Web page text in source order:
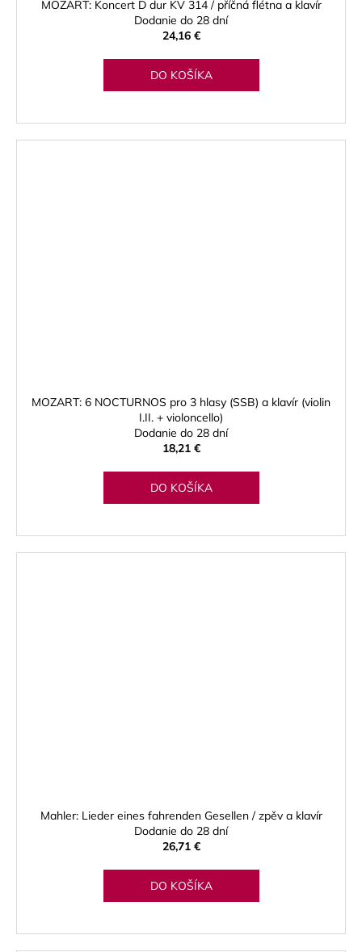
MOZART: Koncert D dur KV 314 / příčná flétna a klavír
Dodanie do 28 dní
24,16 €
DO KOŠÍKA
MOZART: 6 NOCTURNOS pro 3 hlasy (SSB) a klavír (violin
I.II. + violoncello)
Dodanie do 28 dní
18,21 €
DO KOŠÍKA
Mahler: Lieder eines fahrenden Gesellen / zpěv a klavír
Dodanie do 28 dní
26,71 €
DO KOŠÍKA